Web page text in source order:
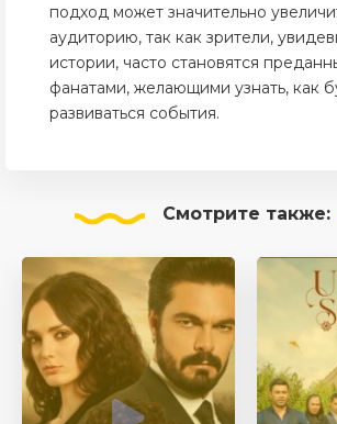
подход может значительно
аудиторию, так как зрители,
истории, часто становятся
фанатами, желающими узнать, как
развиваться события.
Смотрите также: